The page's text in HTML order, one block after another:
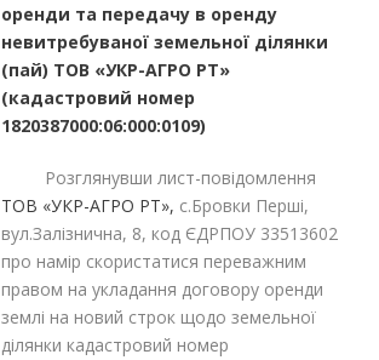
оренди та передачу в оренду
невитребуваної земельної ділянки
(пай) ТОВ «УКР-АГРО РТ»
(кадастровий номер
1820387000:06:000:0109)
Розглянувши лист-повідомлення
ТОВ «УКР-АГРО РТ», с.Бровки Перші,
вул.Залізнична, 8, код ЄДРПОУ 33513602
про намір скористатися переважним
правом на укладання договору оренди
землі на новий строк щодо земельної
ділянки кадастровий номер